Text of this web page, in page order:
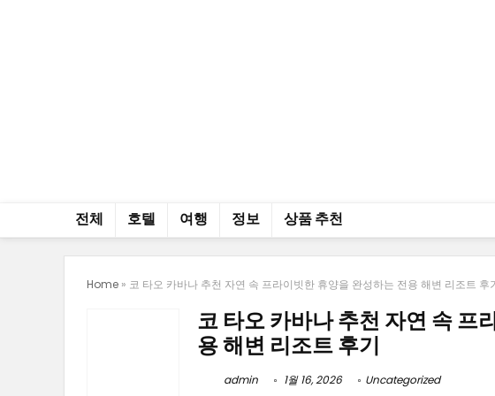
전체 호텔 여행 정보 상품 추천
Home » 코 타오 카바나 추천 자연 속 프라이빗한 휴양을 완성하는 전용 해변 리조트 후
코 타오 카바나 추천 자연 속 프
용 해변 리조트 후기
admin 1월 16, 2026 Uncategorized